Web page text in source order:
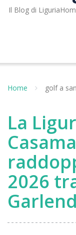
Il Blog di
Home golf a
La
2026